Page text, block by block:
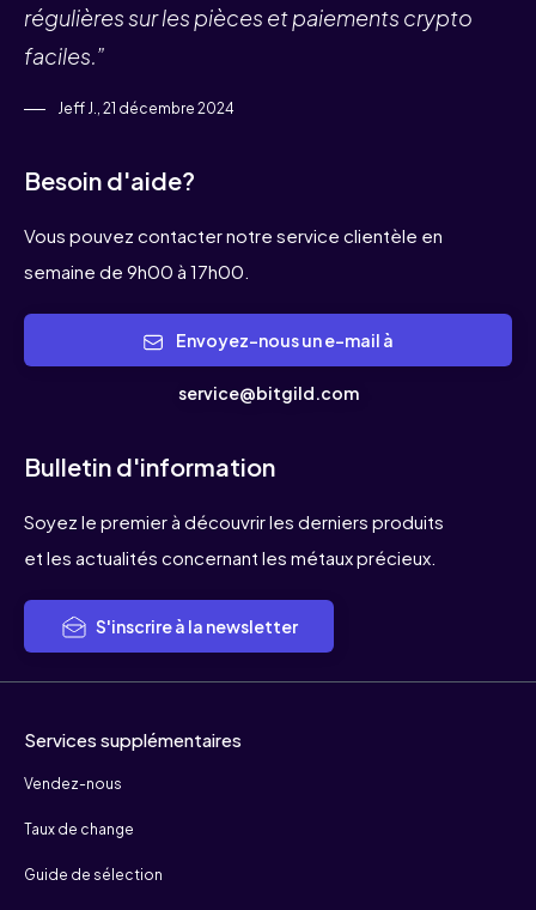
régulières sur les pièces et paiements crypto
faciles.”
Jeff J., 21 décembre 2024
Besoin d'aide?
Vous pouvez contacter notre service clientèle en
semaine de 9h00 à 17h00.
service@bitgild.com
Bulletin d'information
Soyez le premier à découvrir les derniers produits
et les actualités concernant les métaux précieux.
S'inscrire à la newsletter
Services supplémentaires
Vendez-nous
Taux de change
Guide de sélection